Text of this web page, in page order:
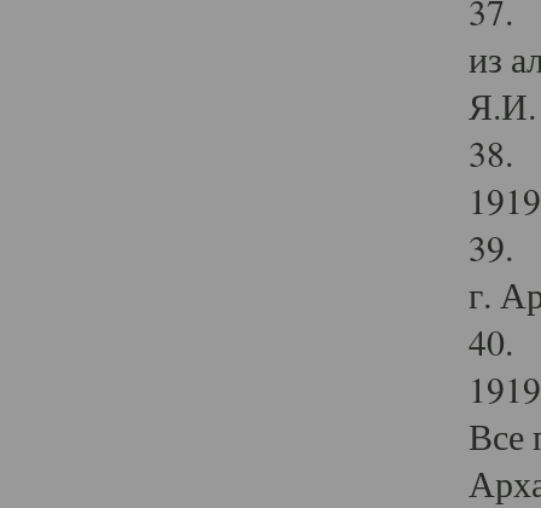
37.
из
Я.И.
38.
39.
г.
40.
Все